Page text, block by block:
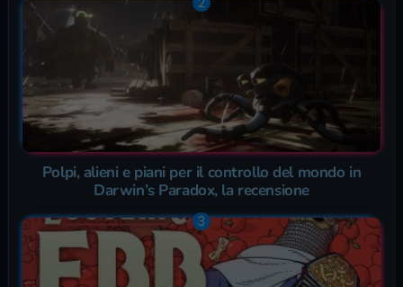
Polpi, alieni e piani per il controllo del mondo in
Darwin’s Paradox, la recensione